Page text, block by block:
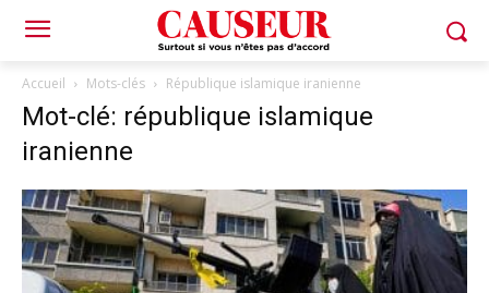
Accueil Mots-clés République islamique iranienne
Mot-clé: république islamique
iranienne